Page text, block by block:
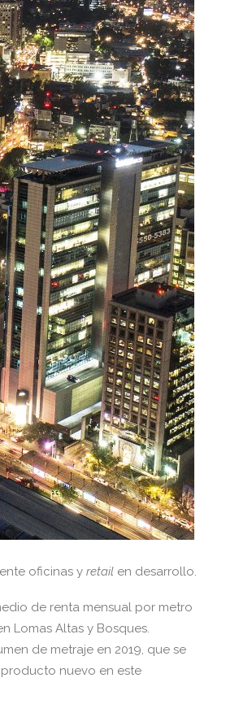
oficinas y retail en desarrollo.
de renta mensual por metro
Lomas Altas y Bosques.
de metraje en 2019, que se
nuevo en este